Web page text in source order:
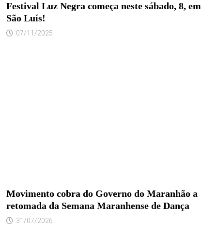
Festival Luz Negra começa neste sábado, 8, em
São Luís!
07/11/2025
Movimento cobra do Governo do Maranhão a
retomada da Semana Maranhense de Dança
31/07/2026